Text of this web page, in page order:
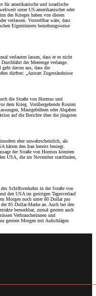
für amerikanische und israelische
unter US-amerikanischer oder
des Krieges haben von diesen
verlassen. Vorstellbar wäre, dass
Eigentümern beziehungsweise
verlauten lassen, dass er es nicht
der Meerenge verlange.
davon aus, dass die
dürften: „Anstatt Zugeständnisse
die Straße von Hormus und
dem Krieg. Vorübergehende Routen
Mautgebühren oder Abgaben
auf die Berichte über die jüngsten
eher unwahrscheinlich, als
hätten den Iran bereits besiegt.
der Straße von Hormus könnten
USA, die im November stattfinden,
Schiffsverkehrs in der Straße von
den USA im gestrigen Tagesverlauf
Morgen noch unter 80 Dollar pro
85 Dollar-Marke an. Auch bei den
bemerkbar, zumal gestern auch
Verbraucherinnen und
gestern Morgen mit Aufschlägen